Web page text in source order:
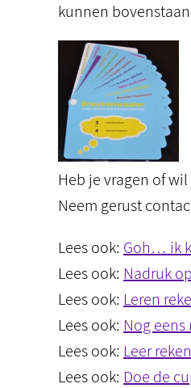
kunnen
Heb je vragen of
Neem gerust
Lees ook: Goh… ik
Lees ook: Nadruk
Lees ook: Leren
Lees ook: Nog eens
Lees ook: Leer
Lees ook: Doe de